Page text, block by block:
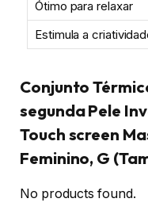
Ótimo para relaxar
Estimula a
Conjunto
segunda Pele
Touch screen
Feminino, G
No products found.